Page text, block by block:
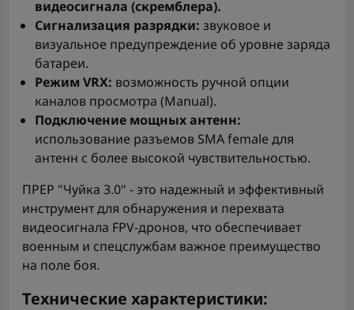
видеосигнала (скремблера).
Сигнализация разрядки: звуковое и
визуальное предупреждение об уровне заряда
батареи.
Режим VRX: возможность ручной опции
каналов просмотра (Manual).
Подключение мощных антенн:
использование разъемов SMA female для
антенн с более высокой чувствительностью.
ПРЕР "Чуйка 3.0" - это надежный и эффективный
инструмент для обнаружения и перехвата
видеосигнала FPV-дронов, что обеспечивает
военным и спецслужбам важное преимущество
на поле боя.
Технические характеристики: